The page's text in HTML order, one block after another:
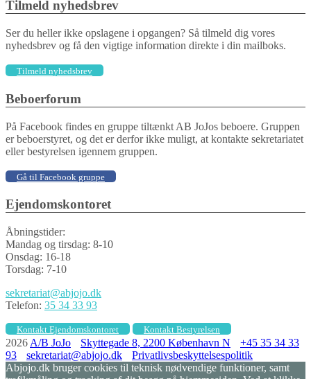
Tilmeld nyhedsbrev
Ser du heller ikke opslagene i opgangen? Så tilmeld dig vores
nyhedsbrev og få den vigtige information direkte i din mailboks.
Tilmeld nyhedsbrev
Beboerforum
På Facebook findes en gruppe tiltænkt AB JoJos beboere. Gruppen
er beboerstyret, og det er derfor ikke muligt, at kontakte sekretariatet
eller bestyrelsen igennem gruppen.
Gå til Facebook gruppe
Ejendomskontoret
Åbningstider:
Mandag og tirsdag: 8-10
Onsdag: 16-18
Torsdag: 7-10
sekretariat@abjojo.dk
Telefon: 35 34 33 93
Kontakt Ejendomskontoret Kontakt Bestyrelsen
2026 A/B JoJo Skyttegade 8, 2200 København N
+45 35 34 33
93
sekretariat@abjojo.dk
Privatlivsbeskyttelsespolitik
Abjojo.dk bruger cookies til teknisk nødvendige funktioner, samt